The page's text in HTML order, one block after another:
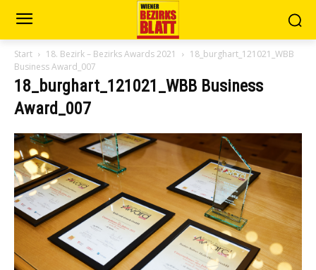
Start 18. Bezirk – Bezirks Awards 2021
18_burghart_121021_WBB
Business Award_007
18_burghart_121021_WBB Business
Award_007